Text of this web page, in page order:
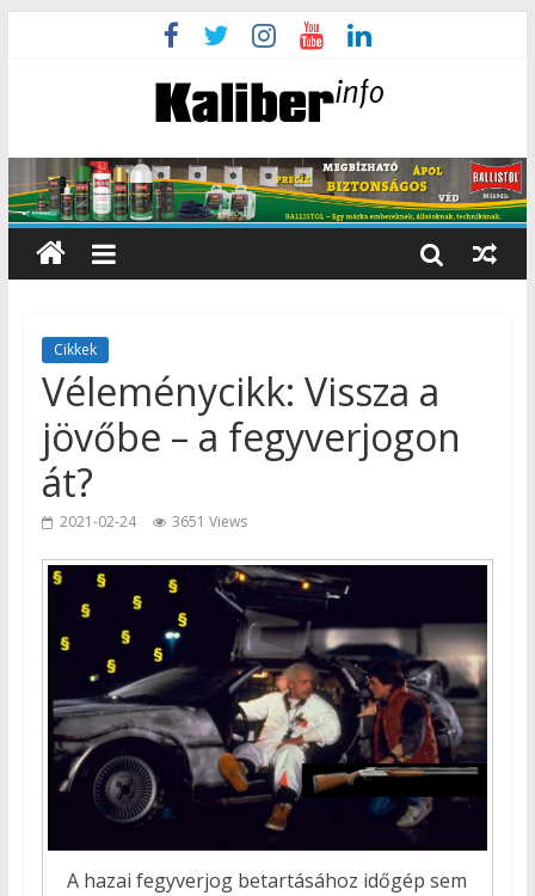
Cikkek
Véleménycikk: Vissza a
jövőbe – a fegyverjogon
át?
2021-02-24 3651 Views
A hazai fegyverjog betartásához időgép sem